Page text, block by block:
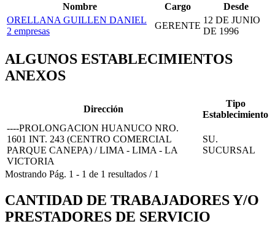
Nombre Cargo
Desde
ORELLANA GUILLEN DANIEL
2 empresas
GERENTE
12 DE JUNIO
DE 1996
ALGUNOS ESTABLECIMIENTOS
ANEXOS
Dirección
Tipo
Establecimiento
----PROLONGACION HUANUCO NRO.
1601 INT. 243 (CENTRO COMERCIAL
PARQUE CANEPA) / LIMA - LIMA - LA
VICTORIA
SU.
SUCURSAL
Mostrando Pág. 1 - 1 de 1 resultados / 1
CANTIDAD DE TRABAJADORES Y/O
PRESTADORES DE SERVICIO